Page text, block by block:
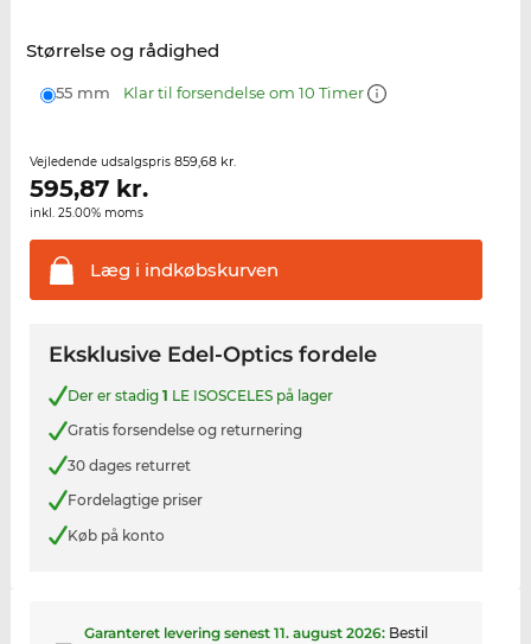
Størrelse og rådighed
55 mm Klar til forsendelse om 10 Timer
Vejledende udsalgspris 859,68 kr.
595,87kr.
inkl. 25.00% moms
Læg i indkøbskurven
Eksklusive Edel-Optics fordele
Der er stadig 1 LE ISOSCELES på lager
Gratis forsendelse og returnering
30 dages returret
Fordelagtige priser
Køb på konto
Garanteret levering senest 11. august 2026: Bestil